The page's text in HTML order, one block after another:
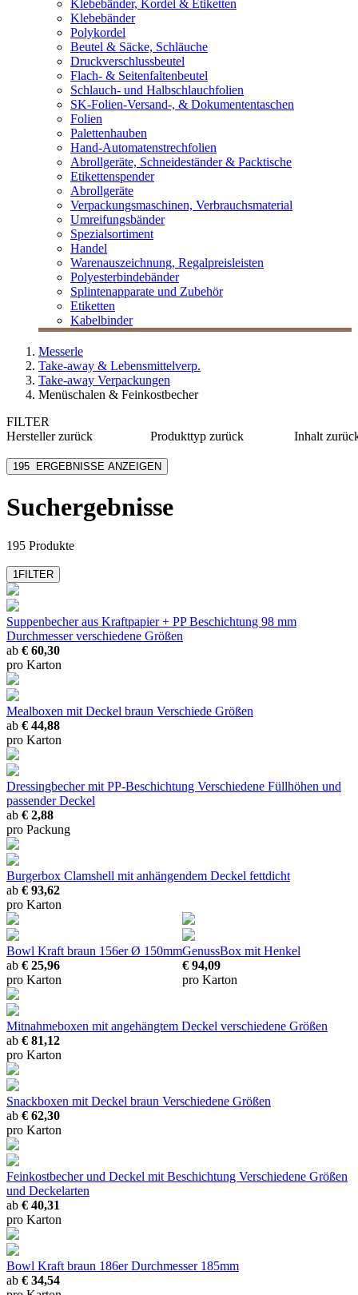
Klebebänder, Kordel & Etiketten
Klebebänder
Polykordel
Beutel & Säcke, Schläuche
Druckverschlussbeutel
Flach- & Seitenfaltenbeutel
Schlauch- und Halbschlauchfolien
SK-Folien-Versand-, & Dokumententaschen
Folien
Palettenhauben
Hand-Automatenstrechfolien
Abrollgeräte, Schneideständer & Packtische
Etikettenspender
Abrollgeräte
Verpackungsmaschinen, Verbrauchsmaterial
Umreifungsbänder
Spezialsortiment
Handel
Warenauszeichnung, Regalpreisleisten
Polyesterbindebänder
Splintenapparate und Zubehör
Etiketten
Kabelbinder
Messerle
Take-away & Lebensmittelverp.
Take-away Verpackungen
Menüschalen & Feinkostbecher
FILTER
Herstellerzurück
sabert
Dart Container
Duni BioPak
mehr anzeigen
Produkttyp zurück
Einleger
Inhalt
195 ERGEBNISSE ANZEIGEN
Suchergebnisse
195 Produkte
1FILTER
Suppenbecher aus Kraftpapier + PP Beschichtung 98 mm
Durchmesserverschiedene Größen
ab € 60,30
pro Karton
Mealboxen mit Deckel braun Verschiede Größen
ab € 44,88
pro Karton
Dressingbecher mit PP-Beschichtung Verschiedene Füllhöhen und
passender Deckel
ab € 2,88
pro Packung
Burgerbox Clamshell mit anhängendem Deckel fettdicht
ab € 93,62
pro Karton
Bowl Kraft braun 156erØ 150mm
ab € 25,96
pro Karton
GenussBox mit Henkel
€ 94,09
pro Karton
Mitnahmeboxen mit angehängtem Deckel verschiedene Größen
ab € 81,12
pro Karton
Snackboxen mit Deckel braun Verschiedene Größen
ab € 62,30
pro Karton
Feinkostbecher und Deckel mit Beschichtung Verschiedene Größen
und Deckelarten
ab € 40,31
pro Karton
Bowl Kraft braun 186erDurchmesser 185mm
ab € 34,54